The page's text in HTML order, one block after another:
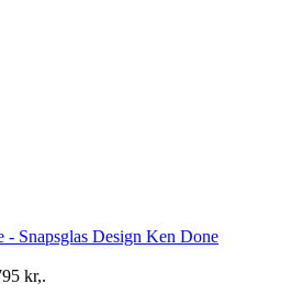
- Snapsglas Design Ken Done
kr,.